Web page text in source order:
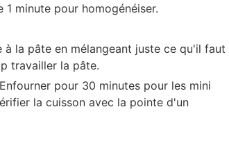
minute pour homogénéiser.
la pâte en mélangeant juste ce qu'il faut
travailler la pâte.
pour 30 minutes pour les mini
la cuisson avec la pointe d'un